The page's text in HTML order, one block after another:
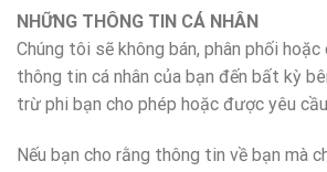
NHỮNG THÔNG TIN CÁ NHÂN
Chúng tôi sẽ không bán, phân phối
thông tin cá nhân của bạn đến bất kỳ
trừ phi bạn cho phép hoặc được yêu
Nếu bạn cho rằng thông tin về bạn mà